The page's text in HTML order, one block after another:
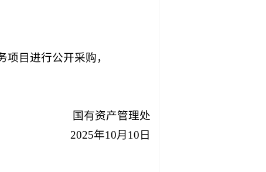
目进行公开采购，
国有资产管理处
2025年10月10日